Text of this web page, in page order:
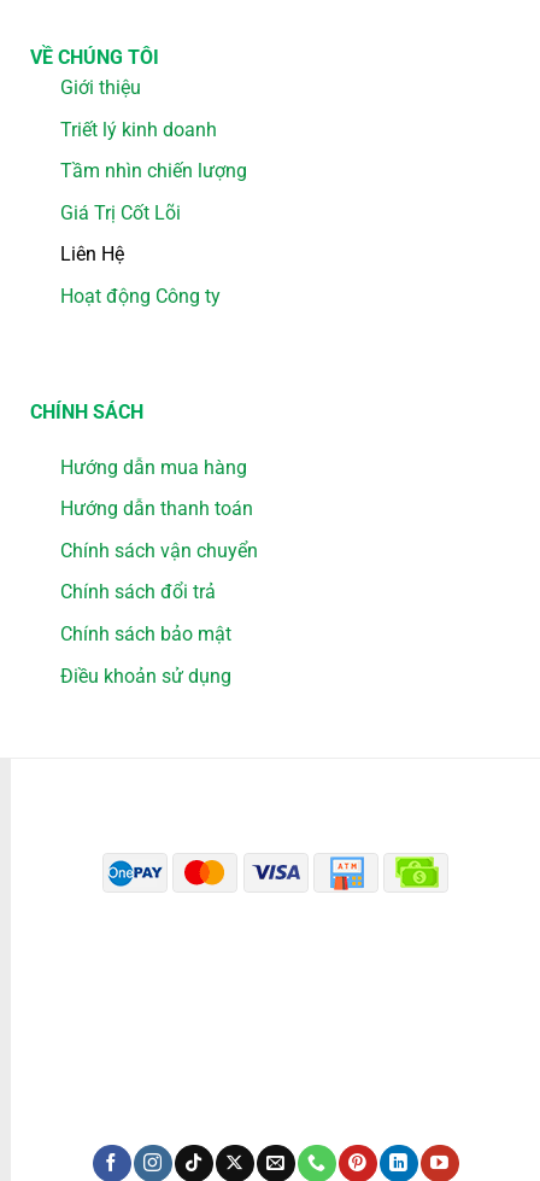
VỀ CHÚNG TÔI
Giới thiệu
Triết lý kinh doanh
Tầm nhìn chiến lượng
Giá Trị Cốt Lõi
Liên Hệ
Hoạt động Công ty
CHÍNH SÁCH
Hướng dẫn mua hàng
Hướng dẫn thanh toán
Chính sách vận chuyển
Chính sách đổi trả
Chính sách bảo mật
Điều khoản sử dụng